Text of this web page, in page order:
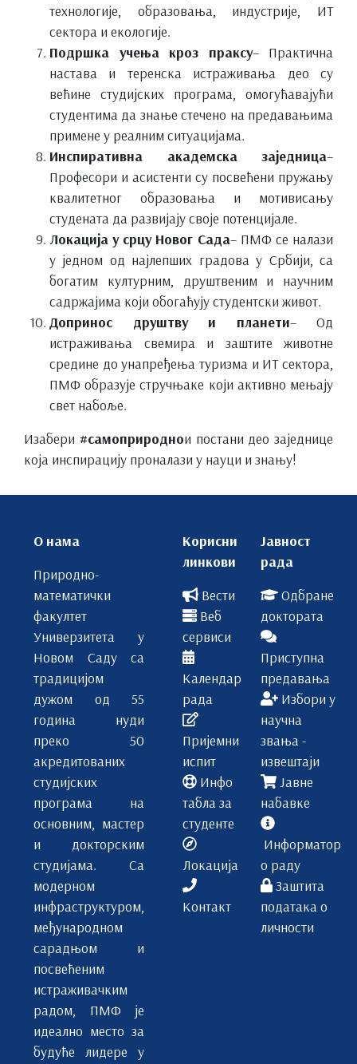
технологије, образовања, индустрије, ИТ
сектора и екологије.
Подршка учења кроз праксу– Практична
настава и теренска истраживања део су
већине студијских програма, омогућавајући
студентима да знање стечено на предавањима
примене у реалним ситуацијама.
Инспиративна академска заједница–
Професори и асистенти су посвећени пружању
квалитетног образовања и мотивисању
студената да развијају своје потенцијале.
Локација у срцу Новог Сада– ПМФ се налази
у једном од најлепших градова у Србији, са
богатим културним, друштвеним и научним
садржајима који обогаћују студентски живот.
Допринос друштву и планети– Од
истраживања свемира и заштите животне
средине до унапређења туризма и ИТ сектора,
ПМФ образује стручњаке који активно мењају
свет набоље.
Изабери #самоприроднои постани део заједнице
која инспирацију проналази у науци и знању!
О нама
Природно-
математички
факултет
Универзитета у
Новом Саду са
традицијом
дужом од 55
година нуди
преко 50
акредитованих
студијских
програма на
основним, мастер
и докторским
студијама. Са
модерном
инфраструктуром,
међународном
сарадњом и
посвећеним
истраживачким
радом, ПМФ је
идеално место за
будуће лидере у
Корисни
линкови
Вести
Веб
сервиси
Календар
рада
Пријемни
испит
Инфо
табла за
студенте
Локација
Контакт
Јавност
рада
Одбране
доктората
Приступна
предавања
Избори у
научна
звања -
извештаји
Јавне
набавке
Информатор
о раду
Заштита
података о
личности